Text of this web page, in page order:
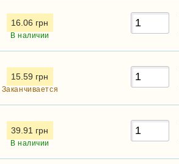
16.06 грн
В наличии
15.59 грн
Заканчивается
39.91 грн
В наличии